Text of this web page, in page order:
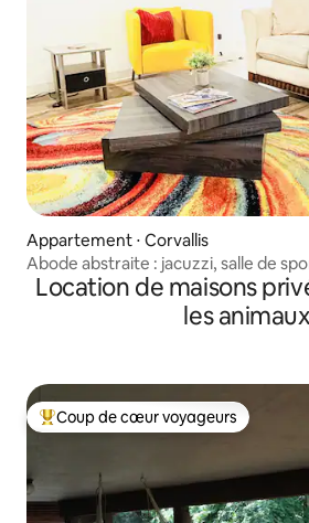
Appartement ⋅ Corvallis
Abode abstraite : jacuzzi, salle de
Location de maisons
les animaux
Coups de cœur voyageurs les plus
Coup de cœur voyageurs